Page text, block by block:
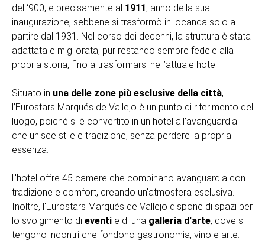
del ‘900, e precisamente al 1911, anno della sua
inaugurazione, sebbene si trasformò in locanda solo a
partire dal 1931. Nel corso dei decenni, la struttura è stata
adattata e migliorata, pur restando sempre fedele alla
propria storia, fino a trasformarsi nell’attuale hotel.
Situato in una delle zone più esclusive della città,
l’Eurostars Marqués de Vallejo è un punto di riferimento del
luogo, poiché si è convertito in un hotel all’avanguardia
che unisce stile e tradizione, senza perdere la propria
essenza.
L'hotel offre 45 camere che combinano avanguardia con
tradizione e comfort, creando un'atmosfera esclusiva.
Inoltre, l'Eurostars Marqués de Vallejo dispone di spazi per
lo svolgimento di eventi e di una galleria d'arte, dove si
tengono incontri che fondono gastronomia, vino e arte.